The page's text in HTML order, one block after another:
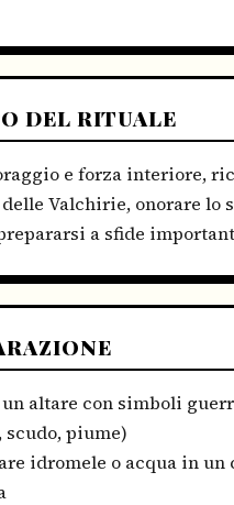
DEL RITUALE
e forza interiore,
Valchirie, onorare lo
a sfide
un altare con simboli
scudo, piume)
idromele o acqua in un